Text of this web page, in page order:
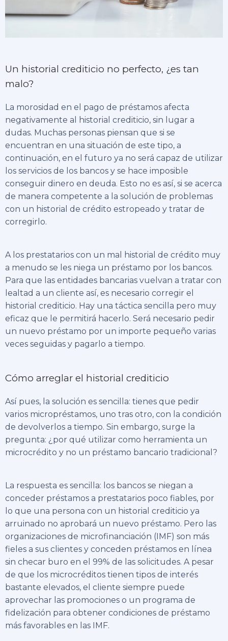
Un historial crediticio no perfecto, ¿es tan
malo?
La morosidad en el pago de préstamos afecta
negativamente al historial crediticio, sin lugar a
dudas. Muchas personas piensan que si se
encuentran en una situación de este tipo, a
continuación, en el futuro ya no será capaz de utilizar
los servicios de los bancos y se hace imposible
conseguir dinero en deuda. Esto no es así, si se acerca
de manera competente a la solución de problemas
con un historial de crédito estropeado y tratar de
corregirlo.
A los prestatarios con un mal historial de crédito muy
a menudo se les niega un préstamo por los bancos.
Para que las entidades bancarias vuelvan a tratar con
lealtad a un cliente así, es necesario corregir el
historial crediticio. Hay una táctica sencilla pero muy
eficaz que le permitirá hacerlo. Será necesario pedir
un nuevo préstamo por un importe pequeño varias
veces seguidas y pagarlo a tiempo.
Cómo arreglar el historial crediticio
Así pues, la solución es sencilla: tienes que pedir
varios micropréstamos, uno tras otro, con la condición
de devolverlos a tiempo. Sin embargo, surge la
pregunta: ¿por qué utilizar como herramienta un
microcrédito y no un préstamo bancario tradicional?
La respuesta es sencilla: los bancos se niegan a
conceder préstamos a prestatarios poco fiables, por
lo que una persona con un historial crediticio ya
arruinado no aprobará un nuevo préstamo. Pero las
organizaciones de microfinanciación (IMF) son más
fieles a sus clientes y conceden préstamos en línea
sin checar buro en el 99% de las solicitudes. A pesar
de que los microcréditos tienen tipos de interés
bastante elevados, el cliente siempre puede
aprovechar las promociones o un programa de
fidelización para obtener condiciones de préstamo
más favorables en las IMF.